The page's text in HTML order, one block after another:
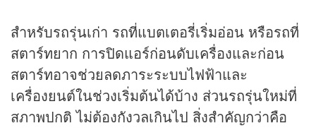
สำหรับรถรุ่นเก่า รถที่แบตเตอรี่เริ่มอ่อน หรือรถที่
สตาร์ทยาก การปิดแอร์ก่อนดับเครื่องและก่อน
สตาร์ทอาจช่วยลดภาระระบบไฟฟ้าและ
เครื่องยนต์ในช่วงเริ่มต้นได้บ้าง ส่วนรถรุ่นใหม่ที่
สภาพปกติ ไม่ต้องกังวลเกินไป สิ่งสำคัญกว่าคือ